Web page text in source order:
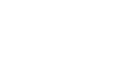
aarde. De
oppervlak
b
van
met